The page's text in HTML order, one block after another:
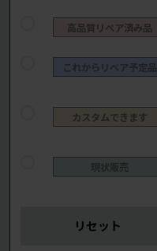
高品質リペア済み品
これからリペア予定品
カスタムできます
現状販売
リセット